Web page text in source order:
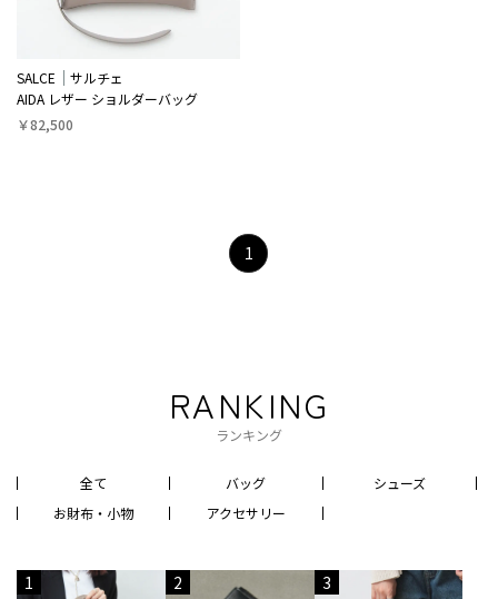
SALCE
サルチェ
AIDA レザー ショルダーバッグ
￥82,500
1
RANKING
ランキング
全て バッグ
シューズ
お財布・小物
アクセサリー
1 2 3